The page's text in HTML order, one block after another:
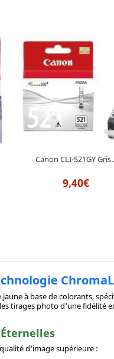
Canon CLI-521GY
9,40€
à base de colorants,
tirages photo d'une fidélité
d'image supérieure :